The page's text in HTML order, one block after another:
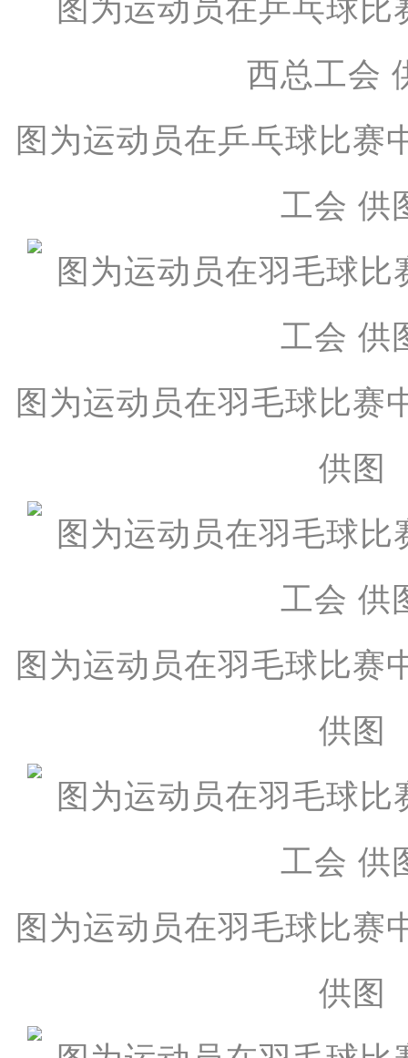
图为运动员在乒乓球比赛
工会 供
图为运动员在羽毛球比赛
供图
图为运动员在羽毛球比赛
供图
图为运动员在羽毛球比赛
供图